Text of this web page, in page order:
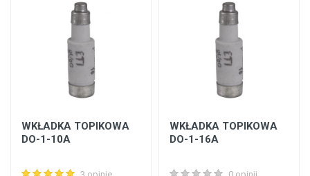
WKŁADKA TOPIKOWA
DO-1-10A
3 opinie
WKŁADKA TOPIKOWA
DO-1-16A
0 opinii